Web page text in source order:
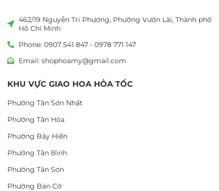
462/19 Nguyễn Tri Phương, Phường Vườn Lài, Thành phố
Hồ Chí Minh
Phone: 0907 541 847 - 0978 771 147
Email: shophoamy@gmail.com
KHU VỰC GIAO HOA HỎA TỐC
Phường Tân Sơn Nhất
Phường Tân Hòa
Phường Bảy Hiền
Phường Tân Bình
Phường Tân Sơn
Phường Bàn Cờ